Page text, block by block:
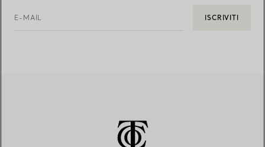
E-MAIL ISCRIVITI